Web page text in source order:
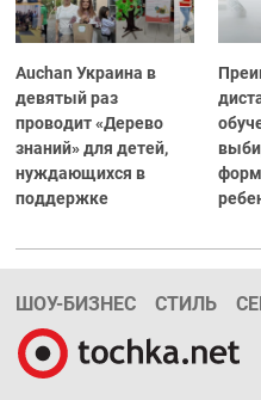
Auchan Украина в
девятый раз
проводит «Дерево
знаний» для детей,
нуждающихся в
поддержке
ШОУ-БИЗНЕС СТИЛЬ